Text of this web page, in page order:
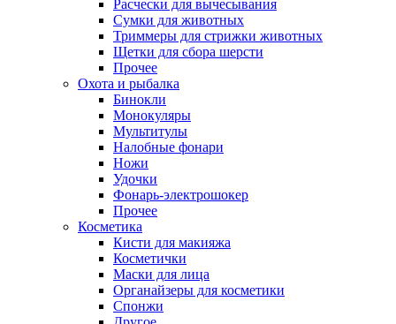
Расчески для вычесывания
Сумки для животных
Триммеры для стрижки животных
Щетки для сбора шерсти
Прочее
Охота и рыбалка
Бинокли
Монокуляры
Мультитулы
Налобные фонари
Ножи
Удочки
Фонарь-электрошокер
Прочее
Косметика
Кисти для макияжа
Косметички
Маски для лица
Органайзеры для косметики
Спонжи